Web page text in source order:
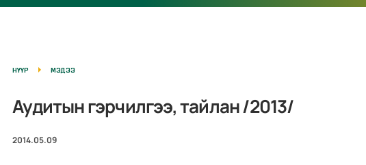
НҮҮР МЭДЭЭ
Аудитын гэрчилгээ, тайлан /2013/
2014.05.09